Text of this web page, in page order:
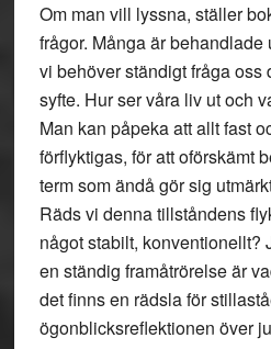
Om man vill lyssna, ställer
frågor. Många är
vi behöver ständigt fråga
syfte. Hur ser våra liv ut och
Man kan påpeka att allt fast
förflyktigas, för att oförskämt
term som ändå gör sig
Räds vi denna tillståndens
något stabilt, konventionellt?
en ständig framåtrörelse är
det finns en rädsla för
ögonblicksreflektionen över